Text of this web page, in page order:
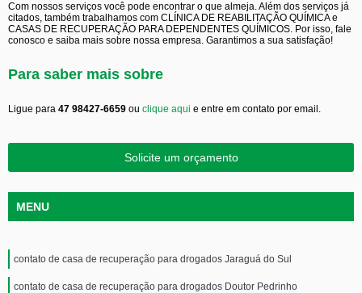
Com nossos serviços você pode encontrar o que almeja. Além dos serviços já
citados, também trabalhamos com CLÍNICA DE REABILITAÇÃO QUÍMICA e
CASAS DE RECUPERAÇÃO PARA DEPENDENTES QUÍMICOS. Por isso, fale
conosco e saiba mais sobre nossa empresa. Garantimos a sua satisfação!
Para saber mais sobre
Ligue para 47 98427-6659 ou clique aqui e entre em contato por email.
Solicite um orçamento
MENU
contato de casa de recuperação para drogados Jaraguá do Sul
contato de casa de recuperação para drogados Doutor Pedrinho